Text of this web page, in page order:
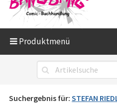
Produktmenü
Suchergebnis für: STEFAN